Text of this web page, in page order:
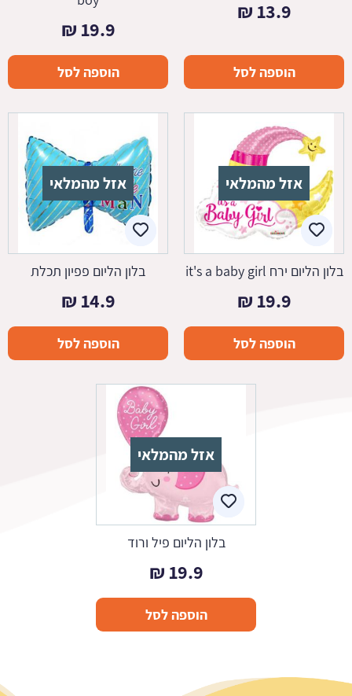
13.9
₪
הוספה לסל
19.9
₪
הוספה לסל
אזל מהמלאי
בלון הליום ירח it's a baby girl
19.9
₪
הוספה לסל
אזל מהמלאי
בלון הליום פפיון תכלת
14.9
₪
הוספה לסל
אזל מהמלאי
בלון הליום פיל ורוד
19.9
₪
הוספה לסל